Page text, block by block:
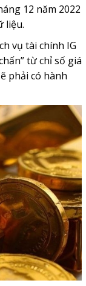
12 năm 2022
liệu.
vụ tài chính IG
từ chỉ số giá
phải có hành